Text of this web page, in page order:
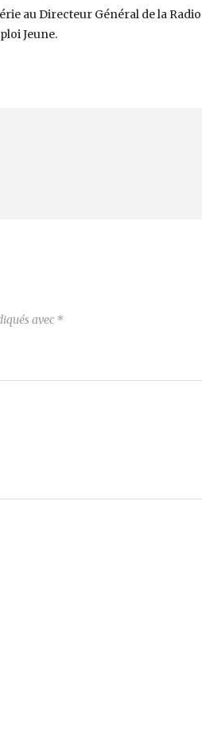
au Directeur Général de la
Jeune.
avec *